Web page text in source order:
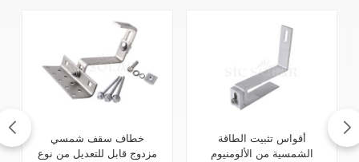
خطاف سقف شمسي
مزدوج قابل للتعديل من نوع
أقواس تثبيت الطاقة
الشمسية من الألومنيوم